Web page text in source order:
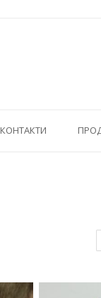
КОНТАКТИ